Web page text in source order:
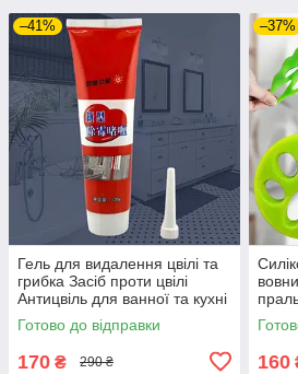
–41%
Гель для видалення цвілі та
грибка Засіб проти цвілі
Антицвіль для ванної та кухні
Готово до відправки
170 ₴ 290 ₴
–37%
160